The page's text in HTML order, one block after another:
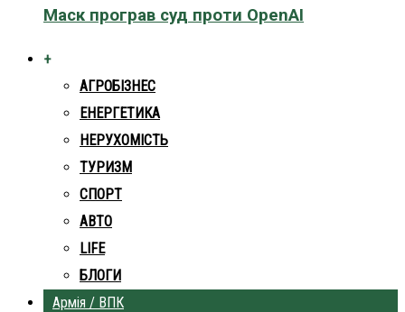
Маск програв суд проти OpenAI
+
АГРОБІЗНЕС
ЕНЕРГЕТИКА
НЕРУХОМІСТЬ
ТУРИЗМ
СПОРТ
АВТО
LIFE
БЛОГИ
Армія / ВПК